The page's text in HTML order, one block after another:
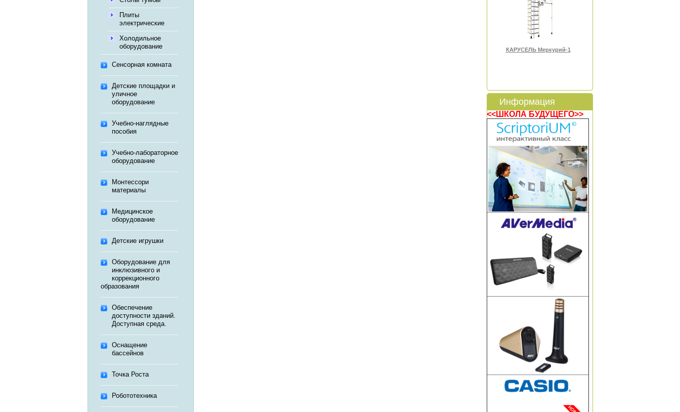
Плиты
электрические
Холодильное
оборудование
Сенсорная комната
Детские площадки и
уличное
оборудование
Учебно-наглядные
пособия
Учебно-лабораторное
оборудование
Монтессори
материалы
Медицинское
оборудование
Детские игрушки
Оборудование для
инклюзивного и
коррекционного
образования
Обеспечение
доступности зданий.
Доступная среда.
Оснащение
бассейнов
Точка Роста
Робототехника
КАРУСЕЛЬ Меркурий-1
Информация
<<ШКОЛА БУДУЩЕГО>>